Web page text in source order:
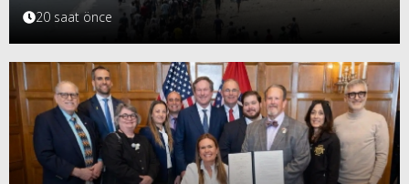
20 saat önce